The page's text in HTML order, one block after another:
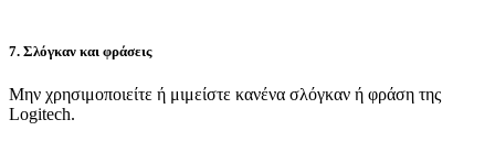
7. Σλόγκαν και φράσεις
Μην χρησιμοποιείτε ή μιμείστε κανένα σλόγκαν ή φράση της
Logitech.